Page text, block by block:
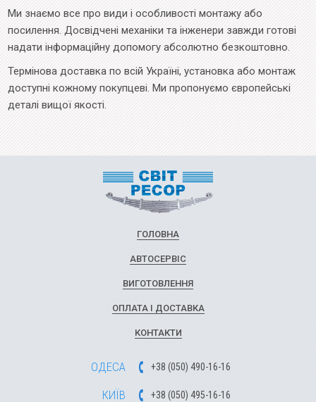
Ми знаємо все про види і особливості монтажу або
посилення. Досвідчені механіки та інженери завжди готові
надати інформаційну допомогу абсолютно безкоштовно.
Термінова доставка по всій Україні, установка або монтаж
доступні кожному покупцеві. Ми пропонуємо європейські
деталі вищої якості.
ГОЛОВНА
АВТОСЕРВІС
ВИГОТОВЛЕННЯ
ОПЛАТА І ДОСТАВКА
КОНТАКТИ
ОДЕСА +38 (050) 490-16-16
КИЇВ +38 (050) 495-16-16